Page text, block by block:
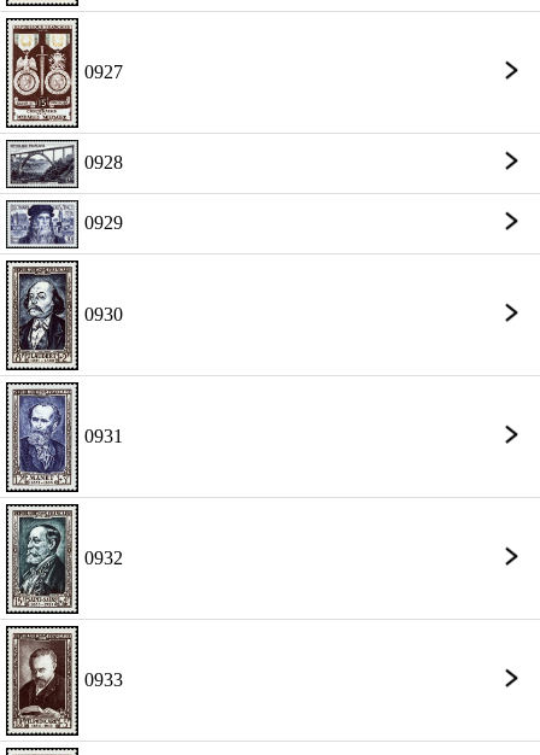
0927
0928
0929
0930
0931
0932
0933